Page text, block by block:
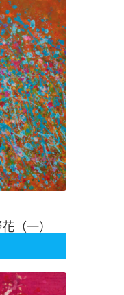
（一） –
系列 011